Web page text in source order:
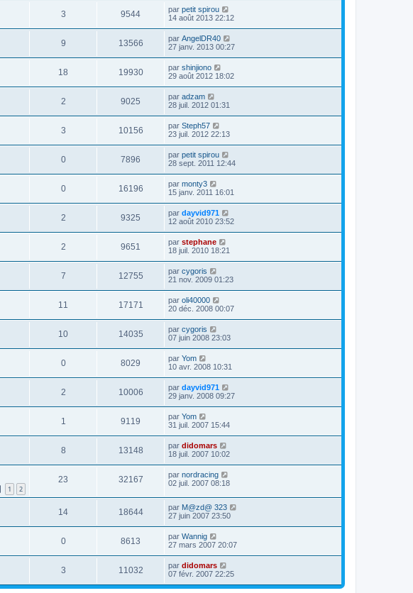
3 9544 par petit spirou
14 août 2013 22:12
9 13566 par AngelDR40
27 janv. 2013 00:27
18 19930 par shinjiono
29 août 2012 18:02
2 9025 par adzam
28 juil. 2012 01:31
3 10156 par Steph57
23 juil. 2012 22:13
0 7896 par petit spirou
28 sept. 2011 12:44
0 16196 par monty3
15 janv. 2011 16:01
2 9325 par dayvid971
12 août 2010 23:52
2 9651 par stephane
18 juil. 2010 18:21
7 12755 par cygoris
21 nov. 2009 01:23
11 17171 par oli40000
20 déc. 2008 00:07
10 14035 par cygoris
07 juin 2008 23:03
0 8029 par Yom
10 avr. 2008 10:31
2 10006 par dayvid971
29 janv. 2008 09:27
1 9119 par Yom
31 juil. 2007 15:44
8 13148 par didomars
18 juil. 2007 10:02
1 2
23 32167 par nordracing
02 juil. 2007 08:18
14 18644 par M@zd@ 323
27 juin 2007 23:50
0 8613 par Wannig
27 mars 2007 20:07
3 11032 par didomars
07 févr. 2007 22:25